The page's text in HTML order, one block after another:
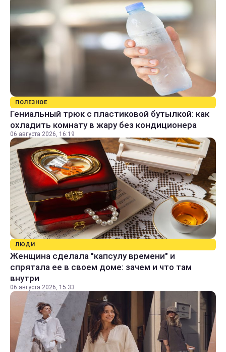
ПОЛЕЗНОЕ
Гениальный трюк с пластиковой бутылкой: как
охладить комнату в жару без кондиционера
06 августа 2026, 16:19
ЛЮДИ
Женщина сделала "капсулу времени" и
спрятала ее в своем доме: зачем и что там
внутри
06 августа 2026, 15:33